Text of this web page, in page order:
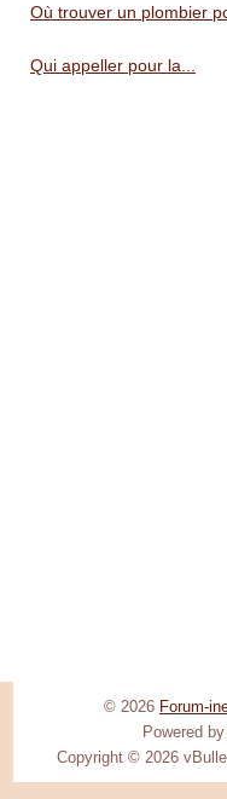
Où trouver un plombier
Qui appeller pour la...
© 2026 Forum-
Powered by
Copyright © 2026